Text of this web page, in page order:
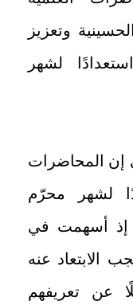
وتعزيز
لشهر
المحاضرات
لشهر محرّم
إذ أسهمت في
الابتعاد عنه
عن تعريفهم